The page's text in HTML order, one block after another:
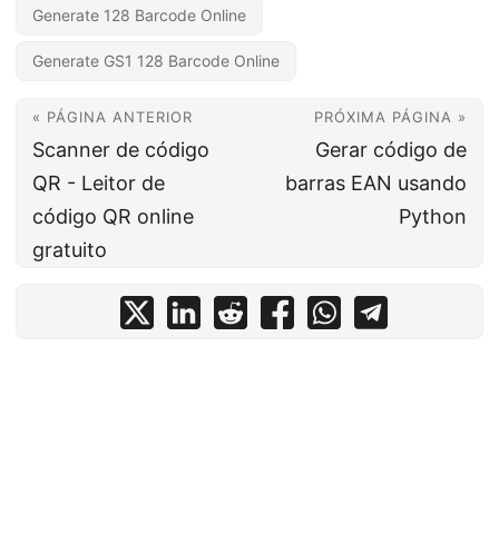
Generate 128 Barcode Online
Generate GS1 128 Barcode Online
« PÁGINA ANTERIOR
Scanner de código
QR - Leitor de
código QR online
gratuito
PRÓXIMA PÁGINA »
Gerar código de
barras EAN usando
Python